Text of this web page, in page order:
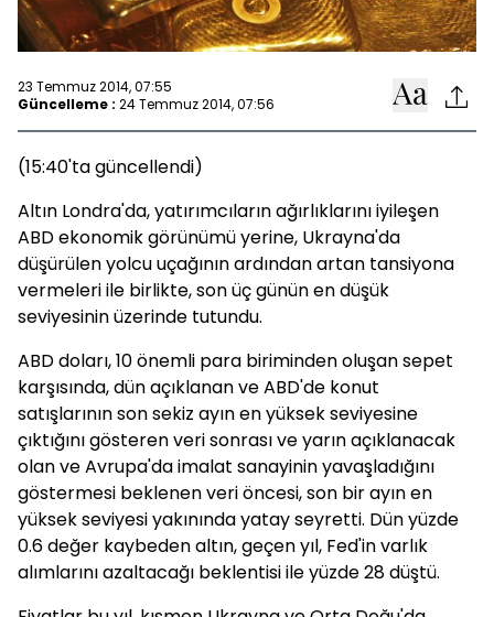
23 Temmuz 2014, 07:55
Güncelleme : 24 Temmuz 2014, 07:56
(15:40'ta güncellendi)
Altın Londra'da, yatırımcıların ağırlıklarını iyileşen
ABD ekonomik görünümü yerine, Ukrayna'da
düşürülen yolcu uçağının ardından artan tansiyona
vermeleri ile birlikte, son üç günün en düşük
seviyesinin üzerinde tutundu.
ABD doları, 10 önemli para biriminden oluşan sepet
karşısında, dün açıklanan ve ABD'de konut
satışlarının son sekiz ayın en yüksek seviyesine
çıktığını gösteren veri sonrası ve yarın açıklanacak
olan ve Avrupa'da imalat sanayinin yavaşladığını
göstermesi beklenen veri öncesi, son bir ayın en
yüksek seviyesi yakınında yatay seyretti. Dün yüzde
0.6 değer kaybeden altın, geçen yıl, Fed'in varlık
alımlarını azaltacağı beklentisi ile yüzde 28 düştü.